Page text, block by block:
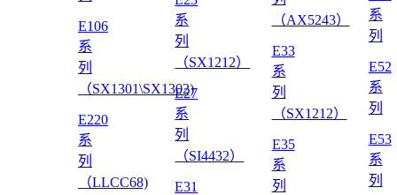
E106
系
列
（SX1301\SX1302)
E220
系
列
（LLCC68)
系
列
（SX1212）
E27
系
列
（SI4432）
E31
（AX5243）
E33
系
列
（SX1212）
E35
系
列
系
列
E52
系
列
E53
系
列